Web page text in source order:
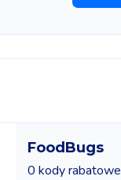
FoodBugs
0 kody rabatowe